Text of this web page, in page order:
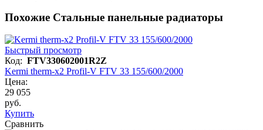
Похожие Стальные панельные радиаторы
Быстрый просмотр
Код: FTV330602001R2Z
Kermi therm-x2 Profil-V FTV 33 155/600/2000
Цена:
29 055
руб.
Купить
Сравнить